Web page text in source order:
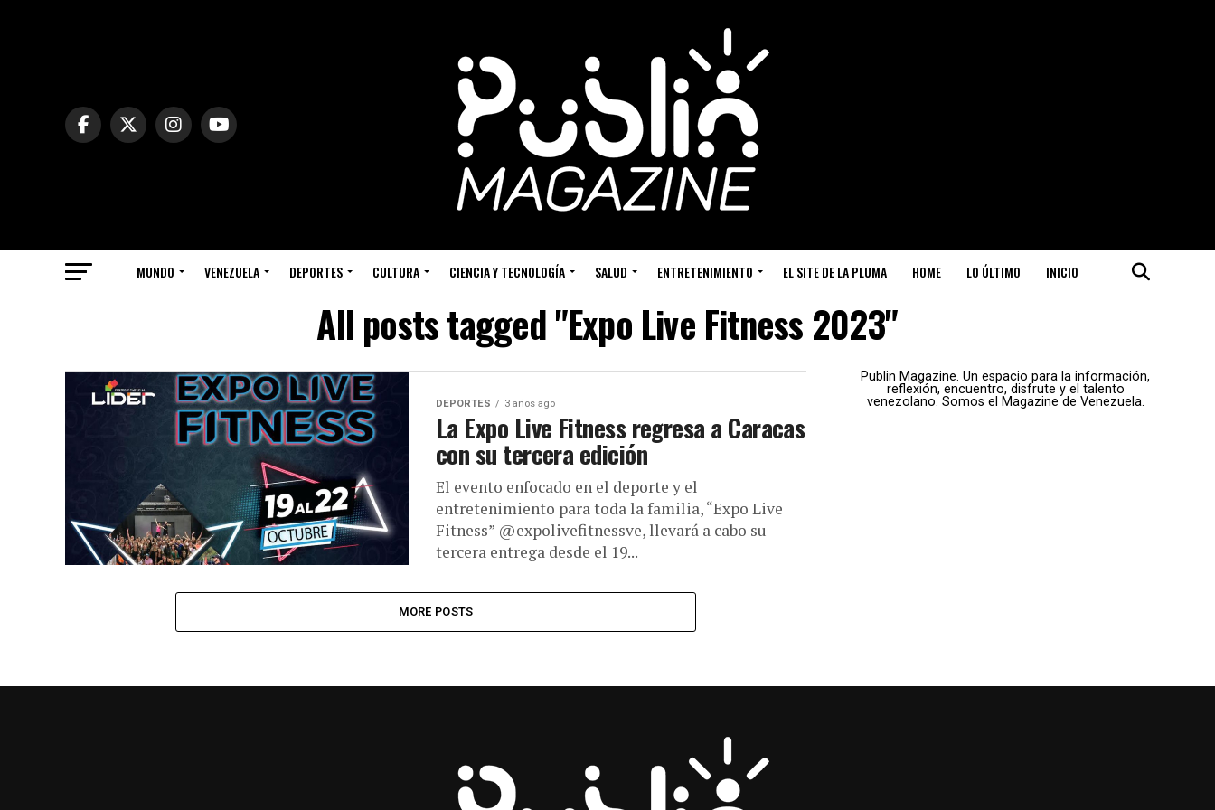
MUNDO VENEZUELA DEPORTES CULTURA CIENCIA Y TECNOLOGÍA SALUD ENTRETENIMIENTO EL SITE DE LA PLUMA HOME LO ÚLTIMO INICIO
All posts tagged "Expo Live Fitness 2023"
DEPORTES 3 años ago
La Expo Live Fitness regresa a Caracas
con su tercera edición
El evento enfocado en el deporte y el
entretenimiento para toda la familia, “Expo Live
Fitness” @expolivefitnessve, llevará a cabo su
tercera entrega desde el 19...
MORE POSTS
Publin Magazine. Un espacio para la información,
reflexión, encuentro, disfrute y el talento
venezolano. Somos el Magazine de Venezuela.